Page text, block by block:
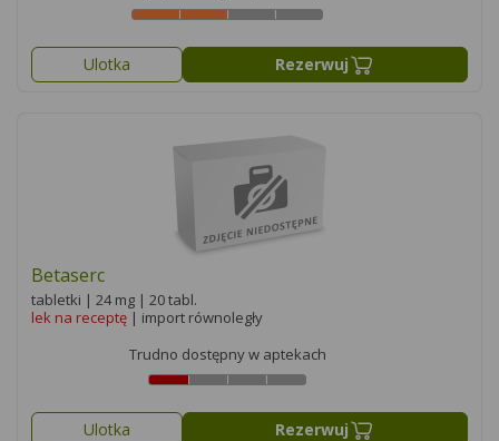
Ulotka Rezerwuj
Betaserc
tabletki | 24 mg | 20 tabl.
lek na receptę | import równoległy
Trudno dostępny w aptekach
Ulotka Rezerwuj